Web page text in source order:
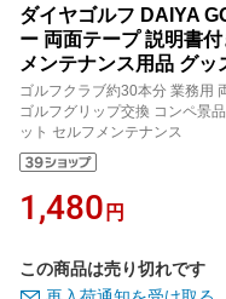
ダイヤゴルフ DAIYA
ー 両面テープ 説明書
メンテナンス用品 グッ
ゴルフクラブ約30本分 業務用
ゴルフグリップ交換 コンペ景
ット セルフメンテナンス
1,480 円
この商品は売り切れです